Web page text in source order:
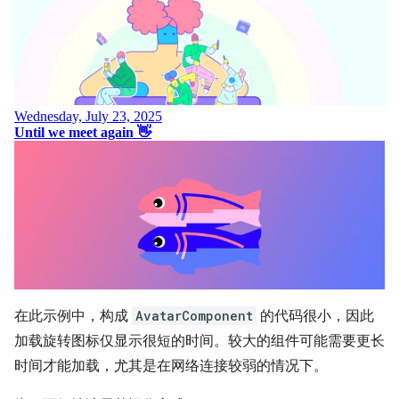
在此示例中，构成 AvatarComponent 的代码很小，因此
加载旋转图标仅显示很短的时间。较大的组件可能需要更长
时间才能加载，尤其是在网络连接较弱的情况下。